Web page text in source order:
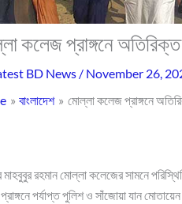
কলেজ প্রাঙ্গনে
BD News / November 26,
বাংলাদেশ মোল্লা কলেজ প্রাঙ্গনে
মাহবুবুর রহমান মোল্লা কলেজের সামনে
পর্যাপ্ত পুলিশ ও সাঁজোয়া যান